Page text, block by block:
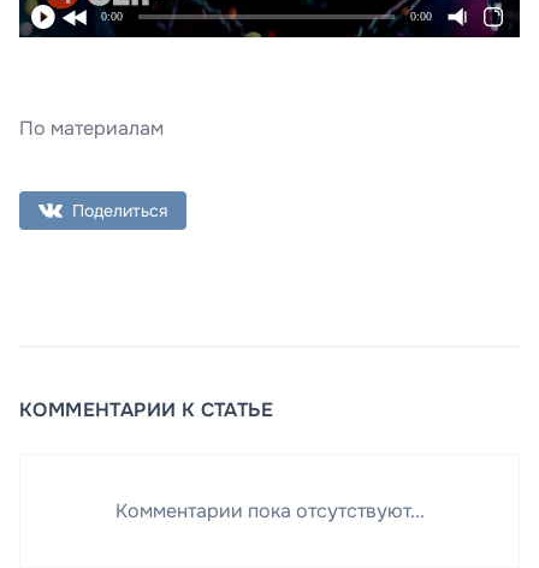
0:00 0:00
По материалам
Поделиться
КОММЕНТАРИИ К СТАТЬЕ
Комментарии пока отсутствуют...